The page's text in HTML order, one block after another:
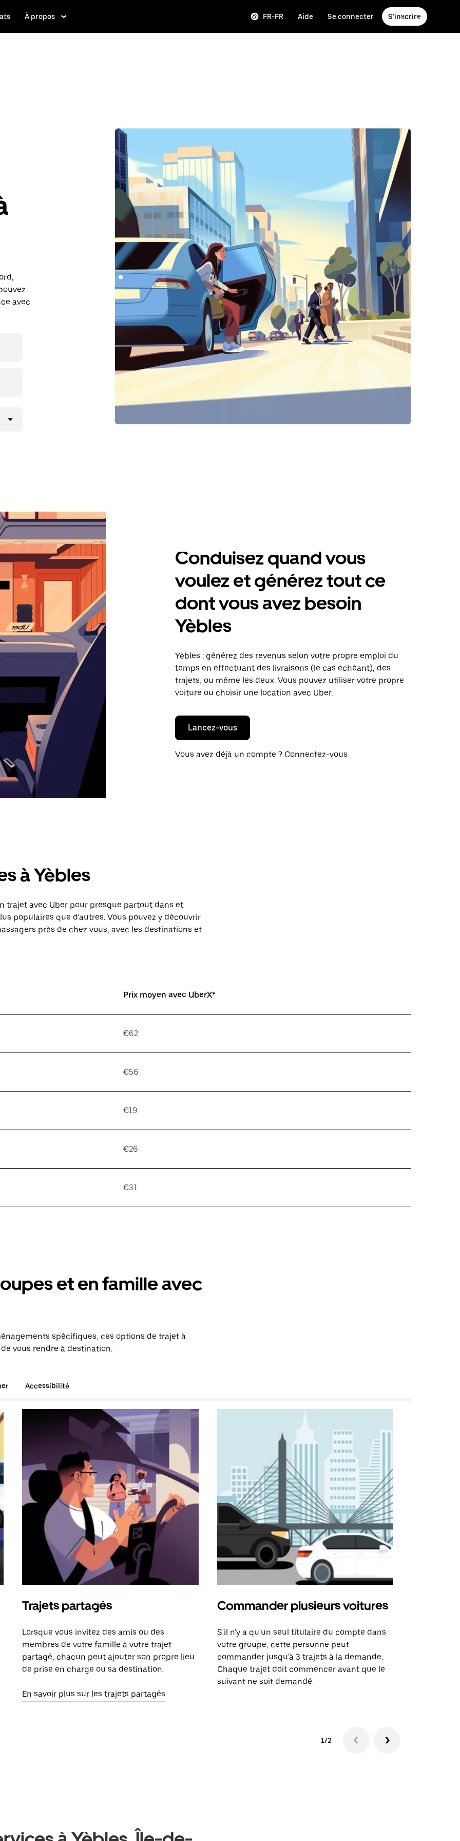
À propos FR-FR Aide Se connecter S'inscrire
avec
Conduisez quand vous
voulez et générez tout ce
dont vous avez besoin
Yèbles
Yèbles : générez des revenus selon votre propre emploi du
temps en effectuant des livraisons (le cas échéant), des
trajets, ou même les deux. Vous pouvez utiliser votre propre
voiture ou choisir une location avec Uber.
Lancez-vous
Vous avez déjà un compte ? Connectez-vous
à Yèbles
trajet avec Uber pour presque partout dans et
populaires que d'autres. Vous pouvez y découvrir
près de chez vous, avec les destinations et
Prix moyen avec UberX*
€62
€56
€19
€26
€31
et en famille avec
spécifiques, ces options de trajet à
vous rendre à destination.
Accessibilité
Trajets partagés
Lorsque vous invitez des amis ou des
membres de votre famille à votre trajet
partagé, chacun peut ajouter son propre lieu
de prise en charge ou sa destination.
En savoir plus sur les trajets partagés
Commander plusieurs voitures
S'il n'y a qu'un seul titulaire du compte dans
votre groupe, cette personne peut
commander jusqu'à 3 trajets à la demande.
Chaque trajet doit commencer avant que le
suivant ne soit demandé.
1/2